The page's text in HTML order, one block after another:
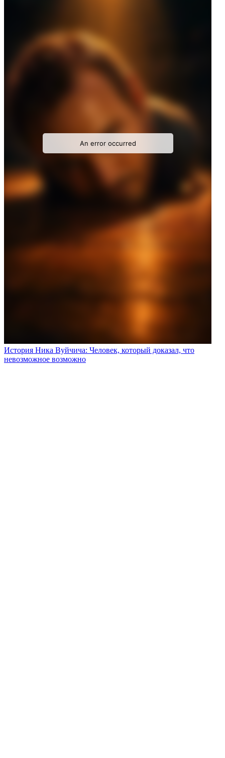
История Ника Вуйчича: Человек, который доказал, что
невозможное возможно